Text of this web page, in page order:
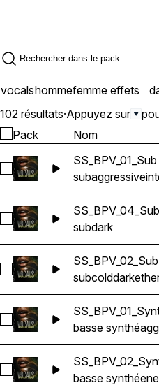
vocalshommefemme effets
102 résultats·Appuyez sur
Pack
Nom
Sélectionnez SS_BPV_01_Sub
subaggressive
Sélectionnez SS_BPV_04_Sub
subdark
Sélectionnez SS_BPV_02_Sub
subcolddark
Sélectionnez
basse synthé
Sélectionnez
basse synthé